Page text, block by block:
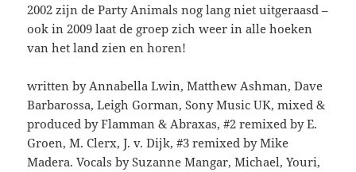
2002 zijn de Party Animals nog lang niet uitgeraasd –
ook in 2009 laat de groep zich weer in alle hoeken
van het land zien en horen!
written by Annabella Lwin, Matthew Ashman, Dave
Barbarossa, Leigh Gorman, Sony Music UK, mixed &
produced by Flamman & Abraxas, #2 remixed by E.
Groen, M. Clerx, J. v. Dijk, #3 remixed by Mike
Madera. Vocals by Suzanne Mangar, Michael, Youri,